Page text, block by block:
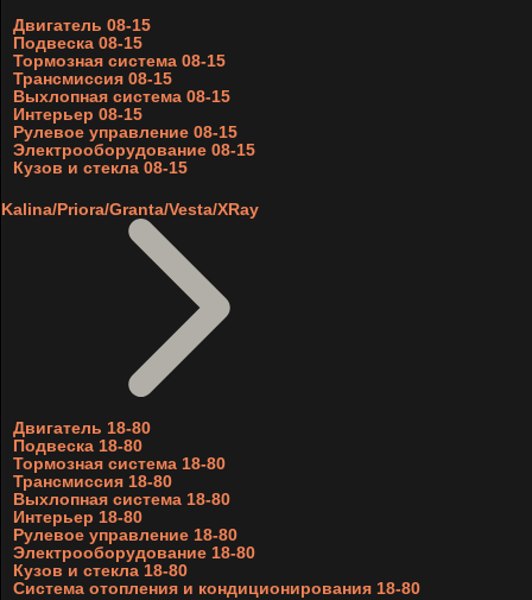
Двигатель 08-15
Подвеска 08-15
Тормозная система 08-15
Трансмиссия 08-15
Выхлопная система 08-15
Интерьер 08-15
Рулевое управление 08-15
Электрооборудование 08-15
Кузов и стекла 08-15
Kalina/Priora/Granta/Vesta/XRay
Двигатель 18-80
Подвеска 18-80
Тормозная система 18-80
Трансмиссия 18-80
Выхлопная система 18-80
Интерьер 18-80
Рулевое управление 18-80
Электрооборудование 18-80
Кузов и стекла 18-80
Система отопления и кондиционирования 18-80